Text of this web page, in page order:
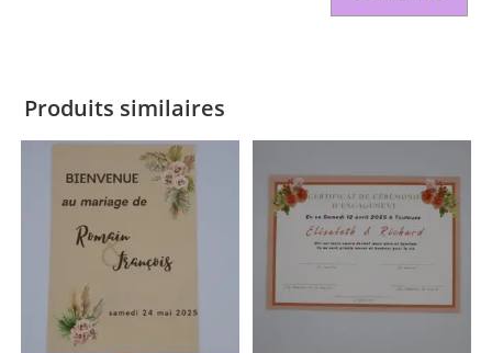
Produits similaires